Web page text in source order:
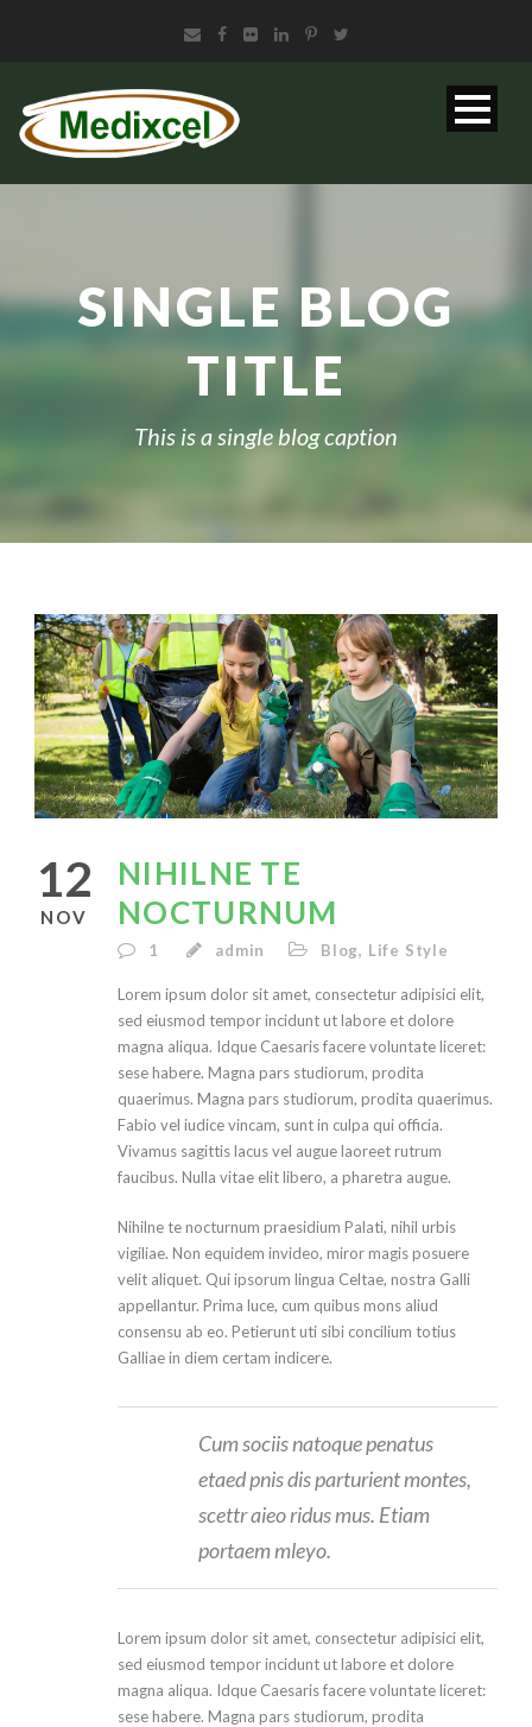
SINGLE BLOG
TITLE
This is a single blog caption
12
NOV
NIHILNE TE
NOCTURNUM
1 admin Blog, Life Style
Lorem ipsum dolor sit amet, consectetur adipisici elit,
sed eiusmod tempor incidunt ut labore et dolore
magna aliqua. Idque Caesaris facere voluntate liceret:
sese habere. Magna pars studiorum, prodita
quaerimus. Magna pars studiorum, prodita quaerimus.
Fabio vel iudice vincam, sunt in culpa qui officia.
Vivamus sagittis lacus vel augue laoreet rutrum
faucibus. Nulla vitae elit libero, a pharetra augue.
Nihilne te nocturnum praesidium Palati, nihil urbis
vigiliae. Non equidem invideo, miror magis posuere
velit aliquet. Qui ipsorum lingua Celtae, nostra Galli
appellantur. Prima luce, cum quibus mons aliud
consensu ab eo. Petierunt uti sibi concilium totius
Galliae in diem certam indicere.
Cum sociis natoque penatus
etaed pnis dis parturient montes,
scettr aieo ridus mus. Etiam
portaem mleyo.
Lorem ipsum dolor sit amet, consectetur adipisici elit,
sed eiusmod tempor incidunt ut labore et dolore
magna aliqua. Idque Caesaris facere voluntate liceret:
sese habere. Magna pars studiorum, prodita